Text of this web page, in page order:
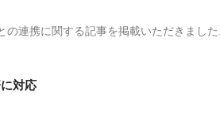
連携に関する記事を掲載いただきました
対応